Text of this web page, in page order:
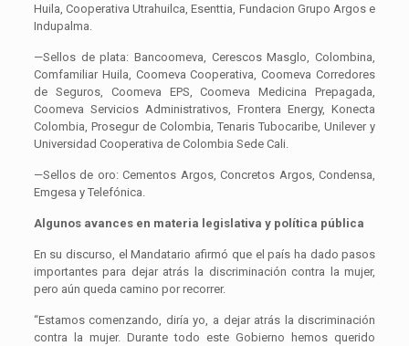
Huila, Cooperativa Utrahuilca, Esenttia, Fundacion Grupo Argos e
Indupalma.
—Sellos de plata: Bancoomeva, Cerescos Masglo, Colombina,
Comfamiliar Huila, Coomeva Cooperativa, Coomeva Corredores
de Seguros, Coomeva EPS, Coomeva Medicina Prepagada,
Coomeva Servicios Administrativos, Frontera Energy, Konecta
Colombia, Prosegur de Colombia, Tenaris Tubocaribe, Unilever y
Universidad Cooperativa de Colombia Sede Cali.
—Sellos de oro: Cementos Argos, Concretos Argos, Condensa,
Emgesa y Telefónica.
Algunos avances en materia legislativa y política pública
En su discurso, el Mandatario afirmó que el país ha dado pasos
importantes para dejar atrás la discriminación contra la mujer,
pero aún queda camino por recorrer.
“Estamos comenzando, diría yo, a dejar atrás la discriminación
contra la mujer. Durante todo este Gobierno hemos querido